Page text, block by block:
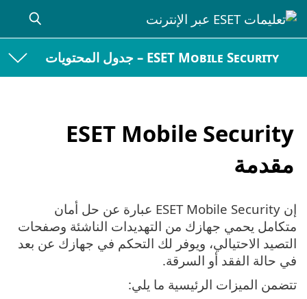
ESET Mobile Security – جدول المحتويات
ESET Mobile Security
مقدمة
إن ESET Mobile Security عبارة عن حل أمان
متكامل يحمي جهازك من التهديدات الناشئة وصفحات
التصيد الاحتيالي، ويوفر لك التحكم في جهازك عن بعد
في حالة الفقد أو السرقة.
تتضمن الميزات الرئيسية ما يلي: